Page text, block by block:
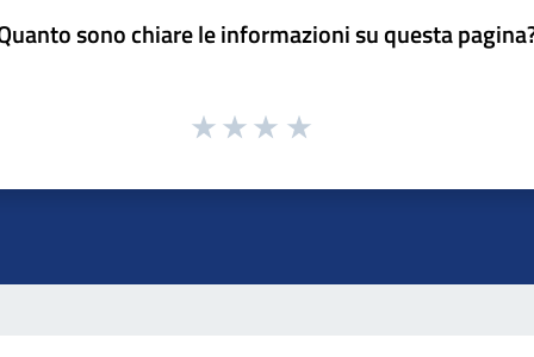
sono chiare le informazioni su questa